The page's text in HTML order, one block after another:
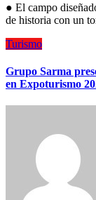
● El campo diseñado por Ron Kirby conmemoró sus dos décadas
de historia con un
Turismo
Grupo Sarma
en Expoturismo